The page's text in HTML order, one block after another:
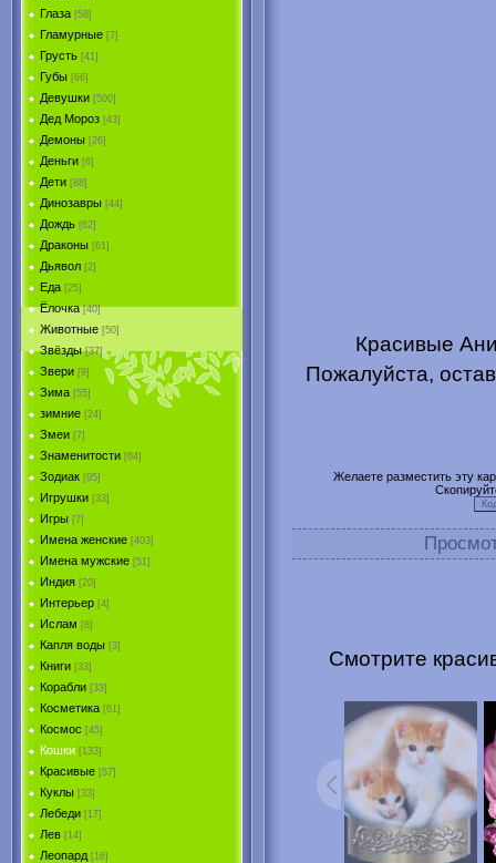
Глаза [58]
Гламурные [7]
Грусть [41]
Губы [66]
Девушки [500]
Дед Мороз [43]
Демоны [26]
Деньги [6]
Дети [88]
Динозавры [44]
Дождь [62]
Драконы [61]
Дьявол [2]
Еда [25]
Ёлочка [40]
Животные [50]
Звёзды [37]
Звери [9]
Зима [55]
зимние [24]
Змеи [7]
Знаменитости [64]
Зодиак [95]
Игрушки [33]
Игры [7]
Имена женские [403]
Имена мужские [51]
Индия [20]
Интерьер [4]
Ислам [8]
Капля воды [3]
Книги [33]
Корабли [33]
Косметика [61]
Космос [45]
Кошки [133]
Красивые [57]
Куклы [33]
Лебеди [17]
Лев [14]
Леопард [16]
Красивые
Пожалуйста,
Желаете разместить эту
Смотрите